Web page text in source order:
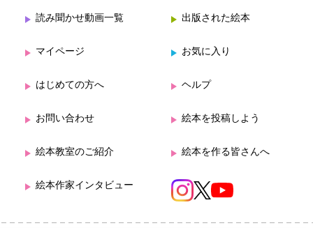
読み聞かせ動画一覧 出版された絵本
マイページ お気に入り
はじめての方へ ヘルプ
お問い合わせ 絵本を投稿しよう
絵本教室のご紹介 絵本を作る皆さんへ
絵本作家インタビュー